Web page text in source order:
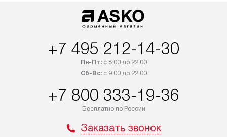
оплачивается дополнительно.
Возможна доставка товаров
+7 495 212-14-30
Пн-Пт:с 8:00 до 22:00
Сб-Вс:с 9:00 до 22:00
+7 800 333-19-36
Бесплатно по России
Заказать звонок